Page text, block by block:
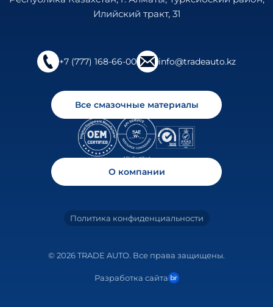
Илийский тракт, 31
+7 (777) 168-66-00 info@tradeauto.kz
Все смазочные материалы
О компании
Политика конфиденциальности
© 2026 TRADE AUTO. Все права защищены.
Разработка сайта